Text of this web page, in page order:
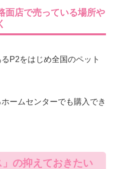
面店で売っている場所や
P2をはじめ全国のペット
ームセンターでも購入でき
」の抑えておきたい